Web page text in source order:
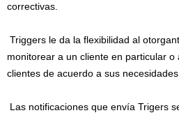
correctivas.
Triggers le da la flexibilidad al
monitorear a un cliente en particular o
clientes de acuerdo a sus
Las notificaciones que envía Trigers